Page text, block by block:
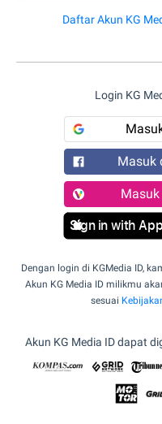
Daftar Akun KG
Login KG
Masuk
Sign in with
Dengan login di KGMedia ID,
Akun KG Media ID milikmu
sesuai
Akun KG Media ID dapat